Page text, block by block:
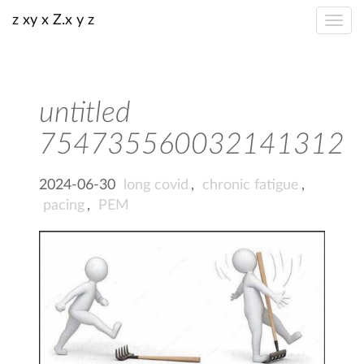
z xy x Z.x y z
untitled
754735560032141312
2024-06-30 long covid , chronic fatigue ,
pacing , PEM